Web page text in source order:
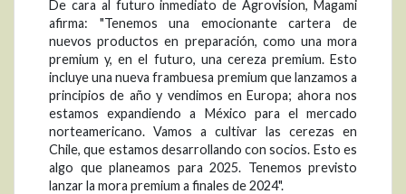
De cara al futuro inmediato de Agrovision, Magami
afirma: "Tenemos una emocionante cartera de
nuevos productos en preparación, como una mora
premium y, en el futuro, una cereza premium. Esto
incluye una nueva frambuesa premium que lanzamos a
principios de año y vendimos en Europa; ahora nos
estamos expandiendo a México para el mercado
norteamericano. Vamos a cultivar las cerezas en
Chile, que estamos desarrollando con socios. Esto es
algo que planeamos para 2025. Tenemos previsto
lanzar la mora premium a finales de 2024".